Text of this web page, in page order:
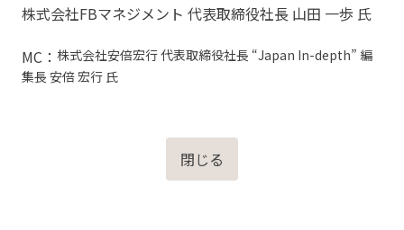
株式会社FBマネジメント 代表取締役社長 山田 一歩 氏
MC： 株式会社安倍宏行 代表取締役社長 “Japan In-depth” 編
集長 安倍 宏行 氏
閉じる